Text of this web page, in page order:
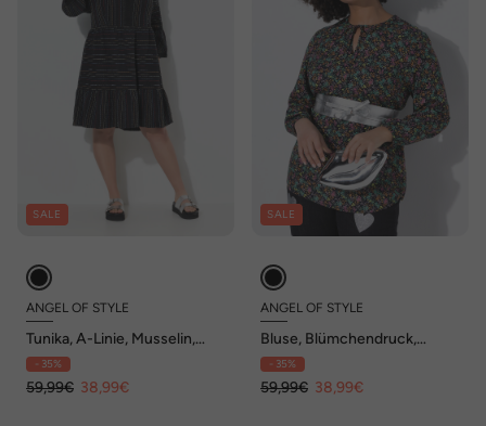
SALE
ANGEL OF STYLE
Tunika, A-Linie, Musselin,
Streifen, Volants
- 35%
59,99€ 38,99€
SALE
ANGEL OF STYLE
Bluse, Blümchendruck,
Langarm
- 35%
59,99€ 38,99€